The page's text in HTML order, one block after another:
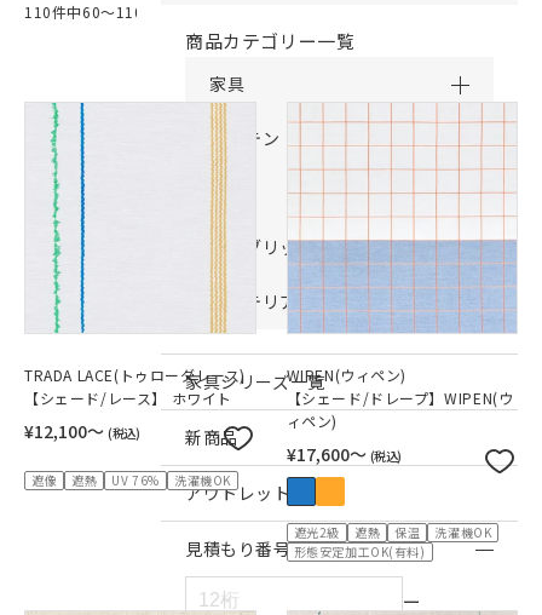
商品カテゴリー一覧
家具
カーテン
ラグ
ファブリック雑貨
インテリア雑貨・その他
家具シリーズ一覧
新商品
アウトレット商品
見積もり番号から注文する
ー
110件中60〜110件表示
TRADA LACE(トゥローダレース)
【シェード/レース】 ホワイト
¥12,100〜 (税込)
遮像 遮熱 UV 76% 洗濯機OK
WIPEN(ウィペン)
【シェード/ドレープ】WIPEN(ウ
ィペン)
¥17,600〜 (税込)
遮光2級 遮熱 保温
洗濯機OK
形態安定加工OK(有料)